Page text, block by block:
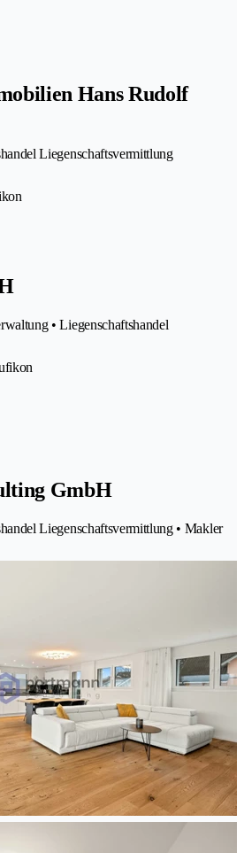
Hans Rudolf
Liegenschaftsvermittlung
• Liegenschaftshandel
GmbH
Liegenschaftsvermittlung • Makler